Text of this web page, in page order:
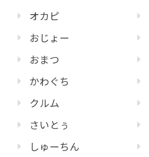
オカピ
おじょー
おまつ
かわぐち
クルム
さいとぅ
しゅーちん